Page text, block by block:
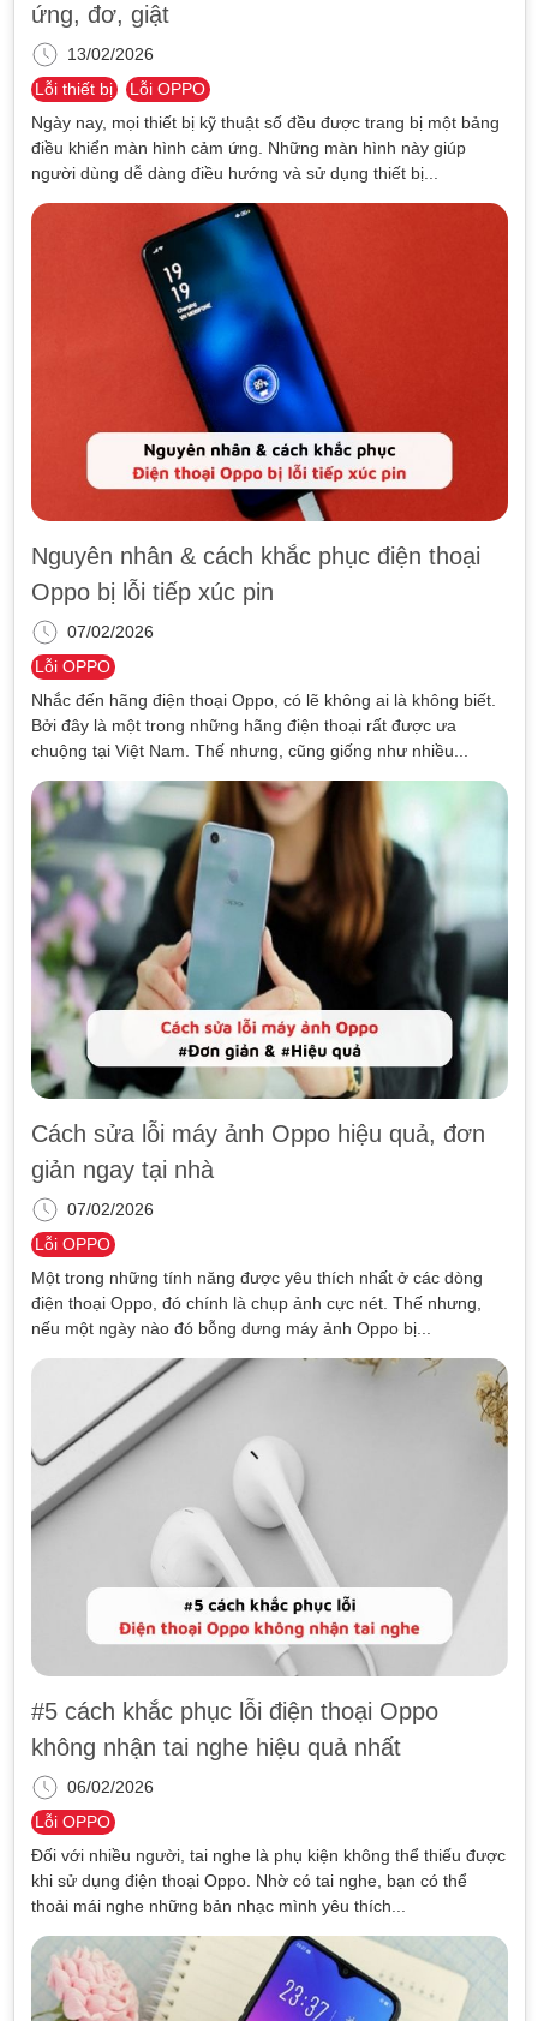
ứng, đơ, giật
13/02/2026
Lỗi thiết bị
Lỗi OPPO
Ngày nay, mọi thiết bị kỹ thuật số đều được trang bị một bảng
điều khiển màn hình cảm ứng. Những màn hình này giúp
người dùng dễ dàng điều hướng và sử dụng thiết bị...
Nguyên nhân & cách khắc phục điện thoại
Oppo bị lỗi tiếp xúc pin
07/02/2026
Lỗi OPPO
Nhắc đến hãng điện thoại Oppo, có lẽ không ai là không biết.
Bởi đây là một trong những hãng điện thoại rất được ưa
chuộng tại Việt Nam. Thế nhưng, cũng giống như nhiều...
Cách sửa lỗi máy ảnh Oppo hiệu quả, đơn
giản ngay tại nhà
07/02/2026
Lỗi OPPO
Một trong những tính năng được yêu thích nhất ở các dòng
điện thoại Oppo, đó chính là chụp ảnh cực nét. Thế nhưng,
nếu một ngày nào đó bỗng dưng máy ảnh Oppo bị...
#5 cách khắc phục lỗi điện thoại Oppo
không nhận tai nghe hiệu quả nhất
06/02/2026
Lỗi OPPO
Đối với nhiều người, tai nghe là phụ kiện không thể thiếu được
khi sử dụng điện thoại Oppo. Nhờ có tai nghe, bạn có thể
thoải mái nghe những bản nhạc mình yêu thích...